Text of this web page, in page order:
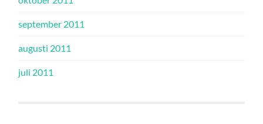
september 2011
augusti 2011
juli 2011